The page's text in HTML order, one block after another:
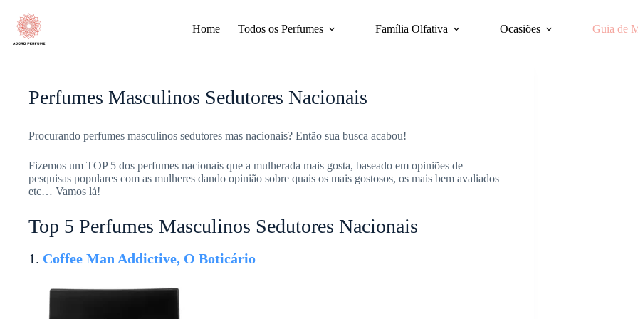
para
conteúdo
Home Todos os Perfumes Família Olfativa Ocasiões Guia de
Perfumes Masculinos Sedutores Nacionais
Procurando perfumes masculinos sedutores mas nacionais? Então sua busca acabou!
Fizemos um TOP 5 dos perfumes nacionais que a mulherada mais gosta, baseado em opiniões de
pesquisas populares com as mulheres dando opinião sobre quais os mais gostosos, os mais bem avaliados
etc… Vamos lá!
Top 5 Perfumes Masculinos Sedutores Nacionais
1. Coffee Man Addictive, O Boticário